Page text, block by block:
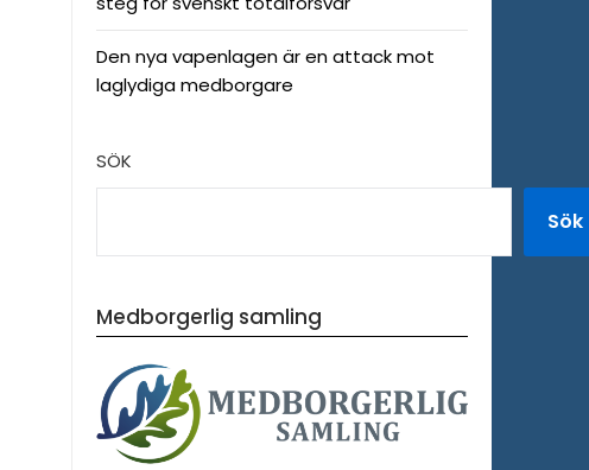
Den nya vapenlagen är en attack mot
laglydiga medborgare
SÖK
Sök
Medborgerlig samling